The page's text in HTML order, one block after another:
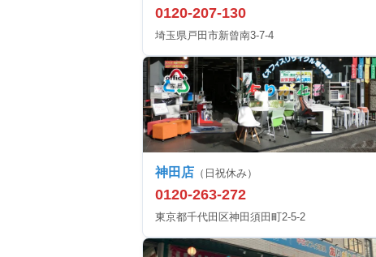
0120-207-130
埼玉県戸田市新曾南3-7-4
神田店 （日祝休み）
0120-263-272
東京都千代田区神田須田町2-5-2